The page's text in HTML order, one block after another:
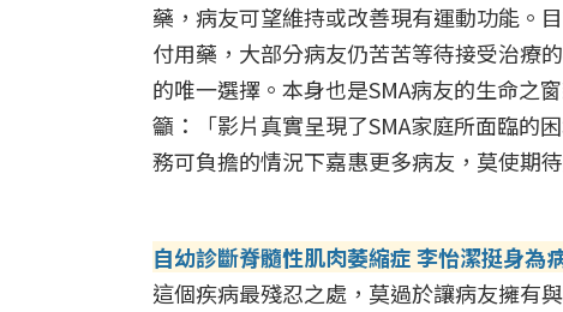
藥，病友可望維持或改善現有運動功能。
付用藥，大部分病友仍苦苦等待接受治療
的唯一選擇。本身也是SMA病友的生命之
籲：「影片真實呈現了SMA家庭所面臨的
務可負擔的情況下嘉惠更多病友，莫使期
自幼診斷脊髓性肌肉萎縮症 李怡潔挺身為
這個疾病最殘忍之處，莫過於讓病友擁有